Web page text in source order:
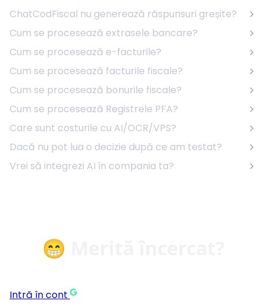
ChatCodFiscal nu generează răspunsuri greșite?
Cum se procesează extrasele bancare?
Cum se procesează e-facturile?
Cum se procesează facturile fiscale?
Cum se procesează bonurile fiscale?
Cum se procesează Registrele PFA?
Care sunt costurile cu AI/OCR/VPS?
Dacă nu pot lua o decizie după ce am testat?
Vrei să integrezi AI în compania ta?
😁 Merită încercat?
Intră în cont